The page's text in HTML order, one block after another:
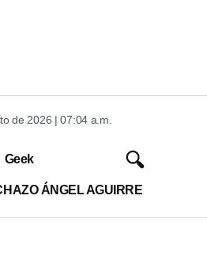
de 2026 | 07:04 a.m.
Geek
ÁNGEL AGUIRRE